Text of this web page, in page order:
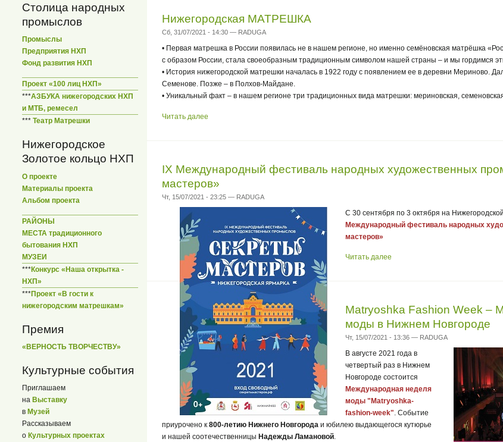
Столица народных
промыслов
Промыслы
Предприятия НХП
Фонд развития НХП
Проект «100 лиц НХП»
***АЗБУКА нижегородских НХП
и МТБ, ремесел
*** Театр Матрешки
Нижегородское
Золотое кольцо НХП
О проекте
Материалы проекта
Альбом проекта
РАЙОНЫ
МЕСТА традиционного
бытования НХП
МУЗЕИ
***Конкурс «Наша открытка -
НХП»
***Проект «В гости к
нижегородским матрешкам»
Премия
«ВЕРНОСТЬ ТВОРЧЕСТВУ»
Культурные события
Приглашаем
на Выставку
в Музей
Рассказываем
о Культурных проектах
Нижегородская МАТРЕШКА
Сб, 31/07/2021 - 14:30 — RADUGA
• Первая матрешка в России появилась не в нашем регионе, но именно семёновская матрёшка
с образом России, стала своеобразным традиционным символом нашей страны – и мы гордимся
• История нижегородской матрешки началась в 1922 году с появлением ее в деревни Мериново.
Семенове. Позже – в Полхов-Майдане.
• Уникальный факт – в нашем регионе три традиционных вида матрешки: мериновская,
Читать далее
IХ Международный фестиваль народных художественных
мастеров»
Чт, 15/07/2021 - 23:25 — RADUGA
С 30 сентября по 3 октября на
Международный фестиваль народных
мастеров»
Читать далее
Matryoshka Fashion Week –
моды в Нижнем Новгороде
Чт, 15/07/2021 - 13:36 — RADUGA
В августе 2021 года в
четвертый раз в Нижнем
Новгороде состоится
Международная неделя
моды "Matryoshka-
fashion-week". Событие
приурочено к 800-летию Нижнего Новгорода и юбилею выдающегося кутюрье
и нашей соотечественницы Надежды Ламановой.